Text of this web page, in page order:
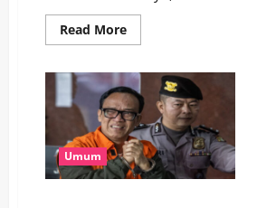
Read MoreRead
more
Prabowo
:
Mereka
yang
Lupakan
Sejarah
Akan
Dihukum
Sejarah
Umum